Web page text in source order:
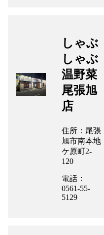
しゃぶ
しゃぶ
温野菜
尾張旭
店
住所：尾張
旭市南本地
ケ原町2-
120
電話：
0561-55-
5129